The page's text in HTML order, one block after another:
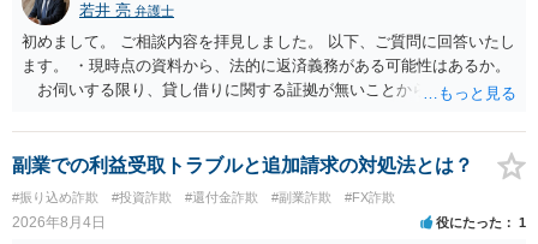
若井 亮 弁護士
初めまして。 ご相談内容を拝見しました。 以下、ご質問に回答いたし
ます。 ・現時点の資料から、法的に返済義務がある可能性はあるか。
お伺いする限り、貸し借りに関する証拠が無いことから、相手方が
主張や現在の資料を踏まえ、今後どのように対応するのが適切か。
贈与か消費貸借かの争いにおいては、様々な圧力をかけて回収をしよ
うとするケースも散見されます。 ご自身での対応に窮するようであ
れば、代理人を立てることもご検討ください。 ・相手へ送る回答文に
ついてアドバイスをいただけるか。 具体的な回答内容については、
副業での利益受取トラブルと追加請求の対処法とは？
#振り込め詐欺 #投資詐欺 #還付金詐欺 #副業詐欺 #FX詐欺
2026年8月4日 役にたった 1